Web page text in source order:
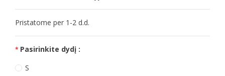
Pristatome per 1-2 d.d.
Pasirinkite dydį :
S